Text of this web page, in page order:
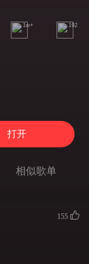
1w+ 192
打开
相似歌单
155